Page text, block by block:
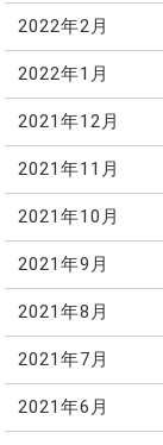
2022年2月
2022年1月
2021年12月
2021年11月
2021年10月
2021年9月
2021年8月
2021年7月
2021年6月